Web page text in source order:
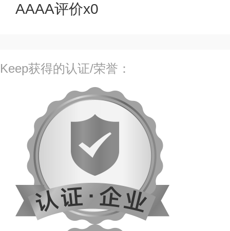
AAAA评价x0
Keep获得的认证/荣誉：